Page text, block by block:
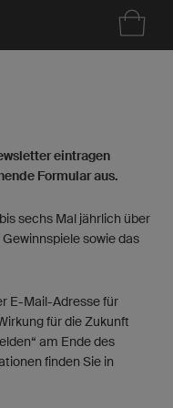
eintragen
Formular aus.
sechs Mal jährlich über
sowie das
E-Mail-Adresse für
für die Zukunft
am Ende des
finden Sie in